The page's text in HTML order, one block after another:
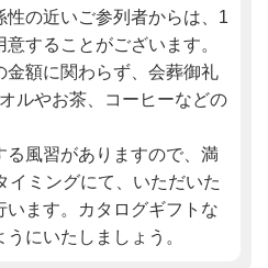
の近いご参列者からは、1
することがございます。
金額に関わらず、会葬御礼
ルやお茶、コーヒーなどの
る風習がありますので、満
イミングにて、いただいた
ます。カタログギフトな
にいたしましょう。